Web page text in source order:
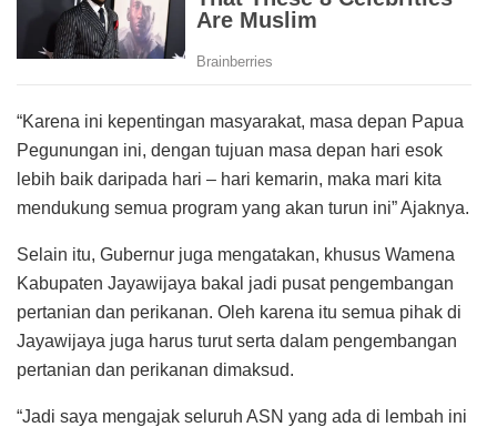
“Karena ini kepentingan masyarakat, masa depan Papua
Pegunungan ini, dengan tujuan masa depan hari esok
lebih baik daripada hari – hari kemarin, maka mari kita
mendukung semua program yang akan turun ini” Ajaknya.
Selain itu, Gubernur juga mengatakan, khusus Wamena
Kabupaten Jayawijaya bakal jadi pusat pengembangan
pertanian dan perikanan. Oleh karena itu semua pihak di
Jayawijaya juga harus turut serta dalam pengembangan
pertanian dan perikanan dimaksud.
“Jadi saya mengajak seluruh ASN yang ada di lembah ini